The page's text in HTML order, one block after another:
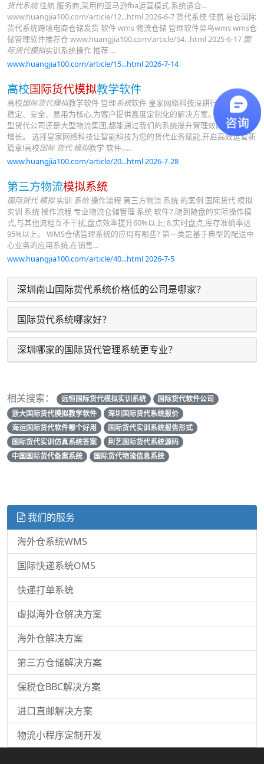
货代系统佳航 服务商,采用的亚马逊fba运营模式.系统适合...
www.huangjia100.com/article/12...html 2026-6-7 货代系统 佳航 易仓国际
货代系统跨境电商仓储发货 软件 wms 物流仓储 管理软件菜鸟wms wms仓
储管理软件推荐仓 www.huangjia100.com/article/54...html 2025-6-17 国
际货代模拟实训系统操作 推荐 ...
www.huangjia100.com/article/15...html 2026-7-14
高校国际货代模拟教学软件
高校国际货代模拟教学软件 管理系统软件 皇家网络科技深耕行业多年,以
稳定、安全、易用为核心,为客户提供高度定制化的解决方案。无论是中小
型货代公司还是大型物流集团,都能通过我们的系统提升管理效能,实现业务
增长。 选择皇家网络科技让智能科技为您的货代业务赋能,开启高效运营新
篇章!高校国际 货代 模拟教学 软件......
www.huangjia100.com/article/20...html 2026-7-28
第三方物流模拟系统
国际货代 模拟实训 系统操作流程 第三方物流 系统 的案例 国际货代 模拟
实训 系统 操作流程 专业物流仓储管理 系统 软件7.随到随盘的实际操作模
式,与其他流程互不干扰,盘点效率提升60%以上; 8.实时盘点,库存准确率达
95%以上。 WMS仓储管理系统的应用有哪些? 第一类是基于典型的配送中
心业务的应用系统,在销售...
www.huangjia100.com/article/40...html 2026-7-5
深圳南山国际货代系统价格低的公司是哪家？
国际货代系统哪家好？
深圳哪家的国际货代管理系统更专业？
相关搜索： 远恒国际货代模拟实训系统
国际货代软件公司
浙大国际货代模拟教学软件
深圳国际货代系统报价
海运国际货代软件哪个好用
国际货代实训系统报告形式
国际货代实训仿真系统答案
荆艺国际货代系统源码
中国国际货代备案系统
国际货代物流信息系统
我们的服务
海外仓系统WMS
国际快递系统OMS
快递打单系统
虚拟海外仓解决方案
海外仓解决方案
第三方仓储解决方案
保税仓BBC解决方案
进口直邮解决方案
物流小程序定制开发